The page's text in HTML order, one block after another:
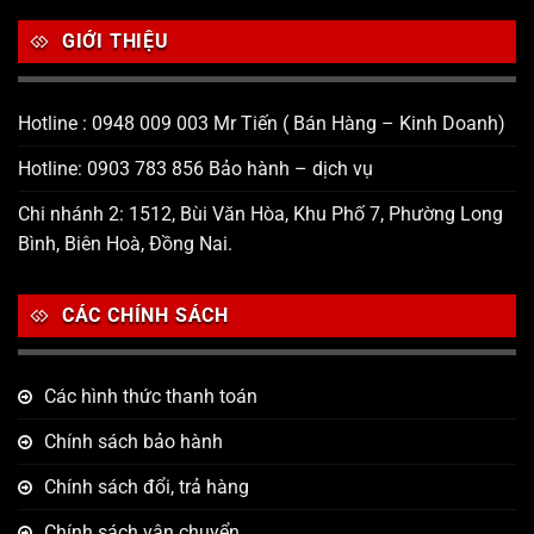
GIỚI THIỆU
Hotline : 0948 009 003 Mr Tiến ( Bán Hàng – Kinh Doanh)
Hotline: 0903 783 856 Bảo hành – dịch vụ
Chi nhánh 2: 1512, Bùi Văn Hòa, Khu Phố 7, Phường Long
Bình, Biên Hoà, Đồng Nai.
CÁC CHÍNH SÁCH
Các hình thức thanh toán
Chính sách bảo hành
Chính sách đổi, trả hàng